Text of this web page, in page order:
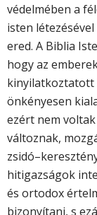
védelmében a
isten
ered. A Biblia
hogy az
kinyilatkoztatott
önkényesen
ezért nem
változnak,
hitigazságok
és ortodox
bizonyítani, s